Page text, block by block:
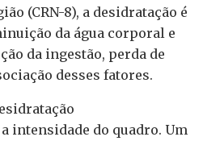
(CRN-8), a desidratação é
da água corporal e
da ingestão, perda de
desses fatores.
intensidade do quadro. Um